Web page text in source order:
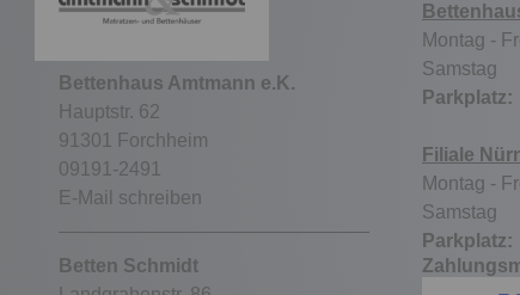
Bettenhaus Amtmann e.K.
Hauptstr. 62
91301 Forchheim
09191-2491
E-Mail schreiben
Betten Schmidt
Montag -
Filiale
Montag -
Samstag